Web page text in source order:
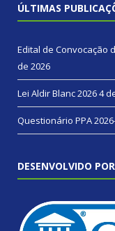
ÚLTIMAS
Edital de Convocação
de 2026
Lei Aldir Blanc 20264
Questionário PPA
DESENVOLVIDO